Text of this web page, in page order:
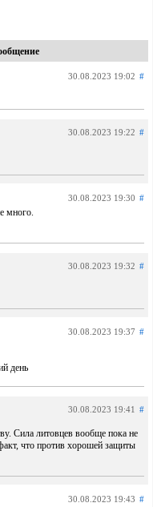
30.08.2023 19:02 #
30.08.2023 19:22 #
30.08.2023 19:30 #
много.
30.08.2023 19:32 #
30.08.2023 19:37 #
день
30.08.2023 19:41 #
Сила литовцев вообще пока не
что против хорошей защиты
30.08.2023 19:43 #